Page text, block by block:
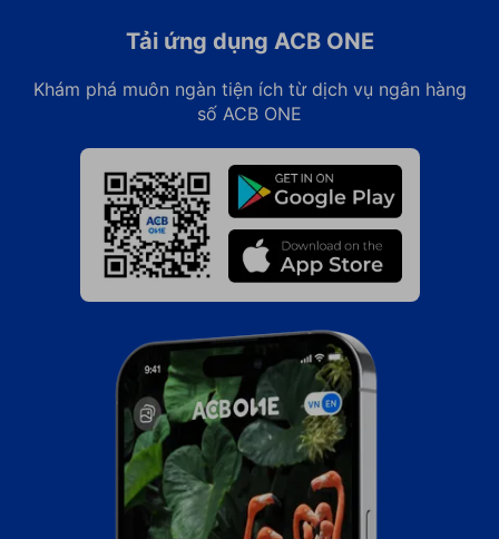
Tải ứng dụng ACB ONE
Khám phá muôn ngàn tiện ích từ dịch vụ ngân hàng
số ACB ONE